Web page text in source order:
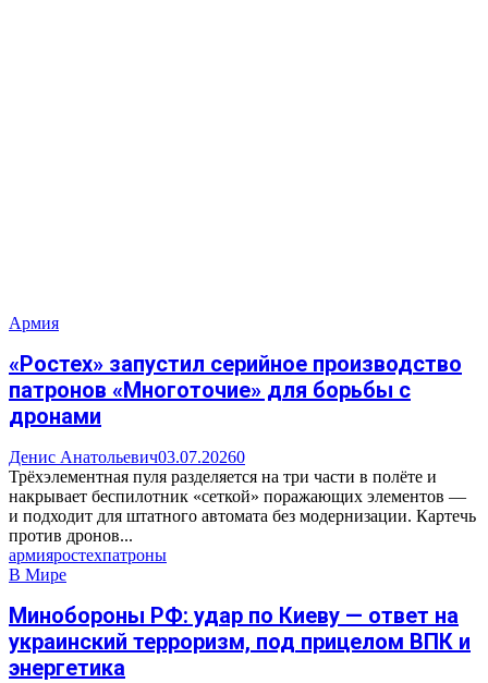
Армия
«Ростех» запустил серийное производство
патронов «Многоточие» для борьбы с
дронами
Денис Анатольевич03.07.20260
Трёхэлементная пуля разделяется на три части в полёте и
накрывает беспилотник «сеткой» поражающих элементов —
и подходит для штатного автомата без модернизации. Картечь
против дронов...
армияростехпатроны
В Мире
Минобороны РФ: удар по Киеву — ответ на
украинский терроризм, под прицелом ВПК и
энергетика